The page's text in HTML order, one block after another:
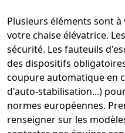
Plusieurs éléments sont
votre chaise élévatrice.
sécurité. Les fauteuils
des dispositifs
coupure automatique en
d'auto-stabilisation...)
normes européennes.
renseigner sur les